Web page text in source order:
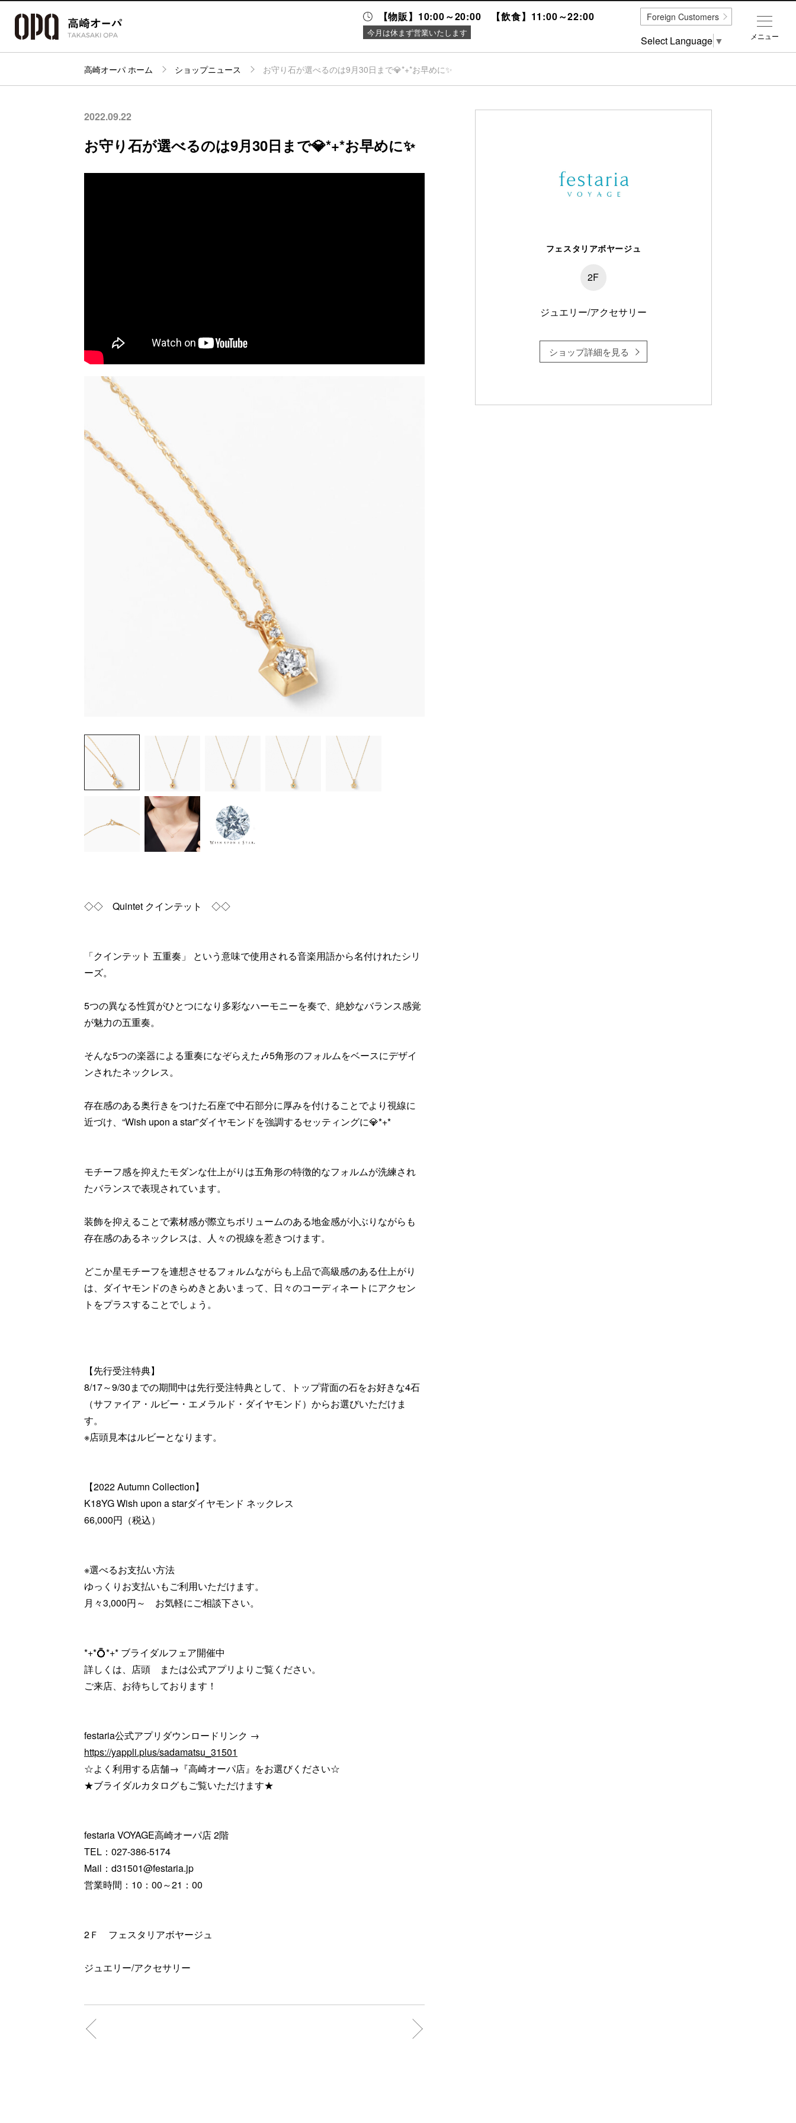
【物販】10:00～20:00 【飲食】11:00～22:00
今月は休まず営業いたします
パーキング
ニュース＆
イベント
高崎オーパ ホーム ショップニュース お守り石が選べるのは9月30日まで💎*+*お早めに✨
2022.09.22
お守り石が選べるのは9月30日まで💎*+*お早めに✨
◇◇ Quintet クインテット ◇◇
「クインテット 五重奏」 という意味で使用される音楽用語から名付けれたシリ
ーズ。
5つの異なる性質がひとつになり多彩なハーモニーを奏で、絶妙なバランス感覚
が魅力の五重奏。
そんな5つの楽器による重奏になぞらえた🎶5角形のフォルムをベースにデザイ
ンされたネックレス。
存在感のある奥行きをつけた石座で中石部分に厚みを付けることでより視線に
近づけ、“Wish upon a star”ダイヤモンドを強調するセッティングに💎*+*
モチーフ感を抑えたモダンな仕上がりは五角形の特徴的なフォルムが洗練され
たバランスで表現されています。
装飾を抑えることで素材感が際立ちボリュームのある地金感が小ぶりながらも
存在感のあるネックレスは、人々の視線を惹きつけます。
どこか星モチーフを連想させるフォルムながらも上品で高級感のある仕上がり
は、ダイヤモンドのきらめきとあいまって、日々のコーディネートにアクセン
トをプラスすることでしょう。
【先行受注特典】
8/17～9/30までの期間中は先行受注特典として、トップ背面の石をお好きな4石
（サファイア・ルビー・エメラルド・ダイヤモンド）からお選びいただけま
す。
※店頭見本はルビーとなります。
【2022 Autumn Collection】
K18YG Wish upon a starダイヤモンド ネックレス
66,000円（税込）
※選べるお支払い方法
ゆっくりお支払いもご利用いただけます。
月々3,000円～ お気軽にご相談下さい。
*+*💍*+* ブライダルフェア開催中
詳しくは、店頭 または公式アプリよりご覧ください。
ご来店、お待ちしております！
festaria公式アプリダウンロードリンク →
https://yappli.plus/sadamatsu_31501
☆よく利用する店舗→『高崎オーパ店』をお選びください☆
★ブライダルカタログもご覧いただけます★
festaria VOYAGE高崎オーパ店 2階
TEL：027-386-5174
Mail：d31501@festaria.jp
営業時間：10：00～21：00
2Ｆ フェスタリアボヤージュ
ジュエリー/アクセサリー
フェスタリアボヤージュ
2F
ジュエリー/アクセサリー
ショップ詳細を見る
メニュー
Foreign Customers
Select Language ▼